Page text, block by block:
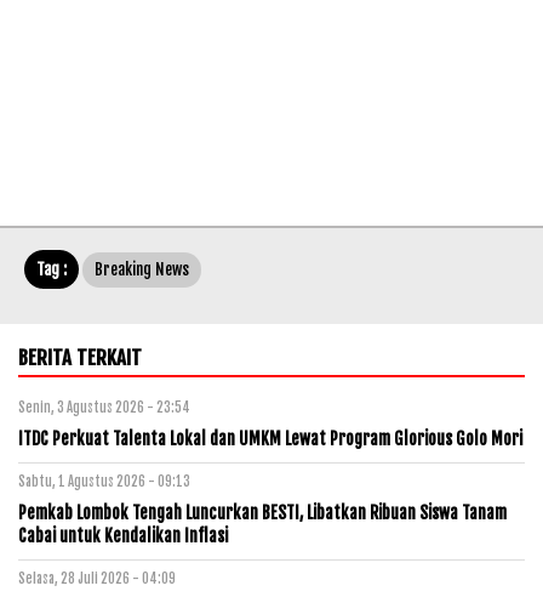
Tag : Breaking News
BERITA TERKAIT
Senin, 3 Agustus 2026 - 23:54
ITDC Perkuat Talenta Lokal dan UMKM Lewat Program Glorious Golo Mori
Sabtu, 1 Agustus 2026 - 09:13
Pemkab Lombok Tengah Luncurkan BESTI, Libatkan Ribuan Siswa Tanam
Cabai untuk Kendalikan Inflasi
Selasa, 28 Juli 2026 - 04:09